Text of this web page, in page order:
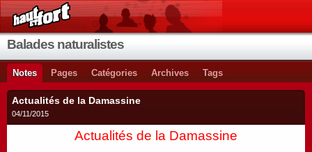
Balades naturalistes
Notes Pages Catégories Archives Tags
Actualités de la Damassine
04/11/2015
Actualités de la Damassine